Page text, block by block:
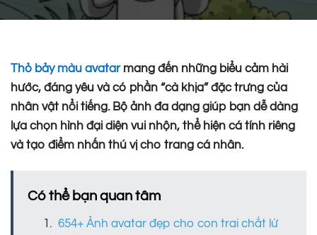
Thỏ bảy màu avatarmang đến những biểu cảm hài
hước, đáng yêu và có phần “cà khịa” đặc trưng của
nhân vật nổi tiếng. Bộ ảnh đa dạng giúp bạn dễ dàng
lựa chọn hình đại diện vui nhộn, thể hiện cá tính riêng
và tạo điểm nhấn thú vị cho trang cá nhân.
Có thể bạn quan tâm
654+ Ảnh avatar đẹp cho con trai chất lừ